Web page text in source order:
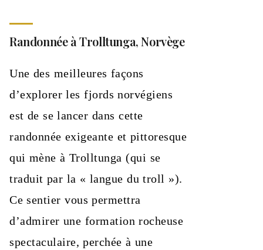
Randonnée à Trolltunga, Norvège
Une des meilleures façons
d’explorer les fjords norvégiens
est de se lancer dans cette
randonnée exigeante et pittoresque
qui mène à Trolltunga (qui se
traduit par la « langue du troll »).
Ce sentier vous permettra
d’admirer une formation rocheuse
spectaculaire, perchée à une